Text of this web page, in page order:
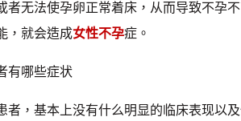
者无法使孕卵正常着床，从而导致不孕
，就会造成女性不孕症。
哪些症状
，基本上没有什么明显的临床表现以及